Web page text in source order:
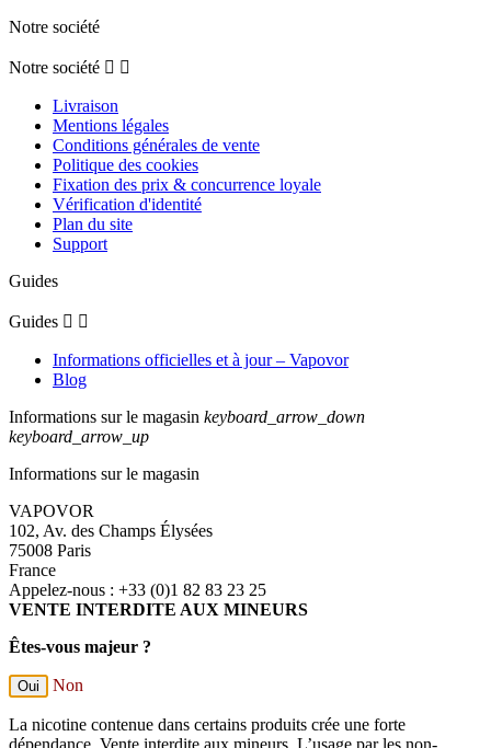
Notre société
Notre société  
Livraison
Mentions légales
Conditions générales de vente
Politique des cookies
Fixation des prix & concurrence loyale
Vérification d'identité
Plan du site
Support
Guides
Guides  
Informations officielles et à jour – Vapovor
Blog
Informations sur le magasin keyboard_arrow_down
keyboard_arrow_up
Informations sur le magasin
VAPOVOR
102, Av. des Champs Élysées
75008 Paris
France
Appelez-nous : +33 (0)1 82 83 23 25
VENTE INTERDITE AUX MINEURS
Êtes-vous majeur ?
Oui Non
La nicotine contenue dans certains produits crée une forte
dépendance. Vente interdite aux mineurs. L’usage par les non-